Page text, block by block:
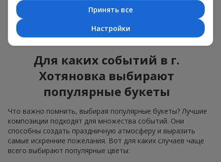
композиции всегда остаются в списке самых
востребованных. Если вы хотите быть уверенными в своём
выборе, смело обращайтесь к этим проверенным временем
цветам.
Для каких событий в г.
Хотяновка выбирают
популярные букеты
Что важно помнить, выбирая популярные букеты? Лучшие
композиции подходят для множества событий. Они
способны создать праздничную атмосферу и выразить
самые искренние пожелания. Вот для каких случаев чаще
всего выбирают популярные цветы:
Принять все
Настройки